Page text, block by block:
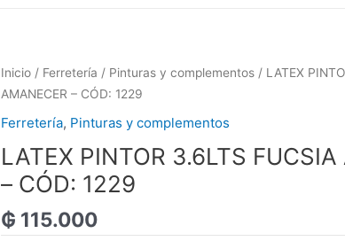
Inicio / Ferretería / Pinturas y complementos / LATEX
AMANECER – CÓD: 1229
Ferretería, Pinturas y complementos
LATEX PINTOR 3.6LTS
– CÓD: 1229
₲ 115.000